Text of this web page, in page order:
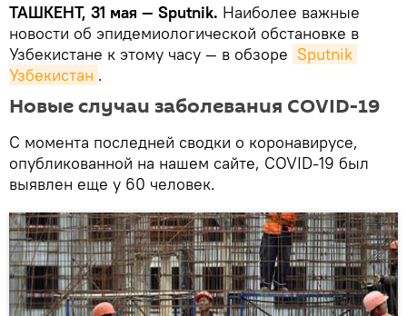
ТАШКЕНТ, 31 мая — Sputnik. Наиболее важные
новости об эпидемиологической обстановке в
Узбекистане к этому часу — в обзоре Sputnik
Узбекистан .
Новые случаи заболевания COVID-19
С момента последней сводки о коронавирусе,
опубликованной на нашем сайте, COVID-19 был
выявлен еще у 60 человек.